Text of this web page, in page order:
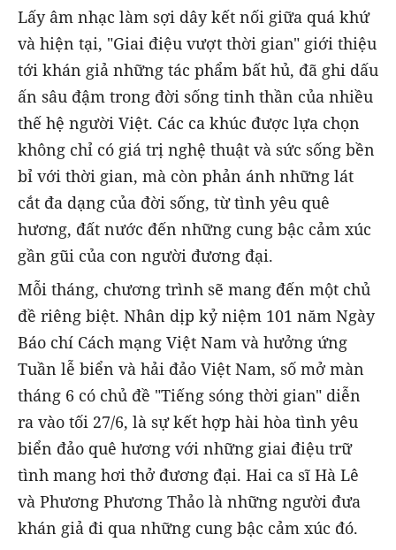
Lấy âm nhạc làm sợi dây kết nối giữa quá khứ
và hiện tại, "Giai điệu vượt thời gian" giới thiệu
tới khán giả những tác phẩm bất hủ, đã ghi dấu
ấn sâu đậm trong đời sống tinh thần của nhiều
thế hệ người Việt. Các ca khúc được lựa chọn
không chỉ có giá trị nghệ thuật và sức sống bền
bỉ với thời gian, mà còn phản ánh những lát
cắt đa dạng của đời sống, từ tình yêu quê
hương, đất nước đến những cung bậc cảm xúc
gần gũi của con người đương đại.
Mỗi tháng, chương trình sẽ mang đến một chủ
đề riêng biệt. Nhân dịp kỷ niệm 101 năm Ngày
Báo chí Cách mạng Việt Nam và hưởng ứng
Tuần lễ biển và hải đảo Việt Nam, số mở màn
tháng 6 có chủ đề "Tiếng sóng thời gian" diễn
ra vào tối 27/6, là sự kết hợp hài hòa tình yêu
biển đảo quê hương với những giai điệu trữ
tình mang hơi thở đương đại. Hai ca sĩ Hà Lê
và Phương Phương Thảo là những người đưa
khán giả đi qua những cung bậc cảm xúc đó.